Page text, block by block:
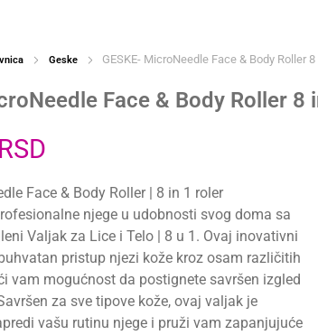
Geske GESKE- MicroNeedle Face & Body Roller
Face & Body Roller 8
RSD
Face & Body Roller | 8 in 1 roler
njege u udobnosti svog doma sa
Valjak za Lice i Telo | 8 u 1. Ovaj inovativni
pristup njezi kože kroz osam različitih
vam mogućnost da postignete savršen izgled
za sve tipove kože, ovaj valjak je
vašu rutinu njege i pruži vam zapanjujuće